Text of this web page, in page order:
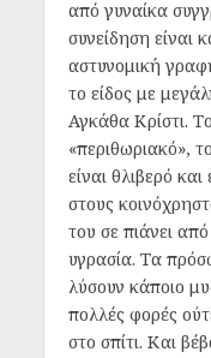
από γυναίκα
συνείδηση είναι
αστυνομική
το είδος με
Αγκάθα Κρίστι.
«περιθωριακό»,
είναι θλιβερό
στους
του σε πιάνει
υγρασία. Τα
λύσουν κάποιο
πολλές φορές
στο σπίτι. Και